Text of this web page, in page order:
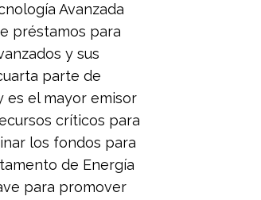
Avanzada
préstamos para
y sus
parte de
es el mayor emisor
críticos para
los fondos para
de Energía
para promover